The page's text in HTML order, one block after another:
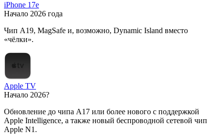
iPhone 17e
Начало 2026 года
Чип A19, MagSafe и, возможно, Dynamic Island вместо
«чёлки».
Apple TV
Начало 2026?
Обновление до чипа A17 или более нового с поддержкой
Apple Intelligence, а также новый беспроводной сетевой чип
Apple N1.